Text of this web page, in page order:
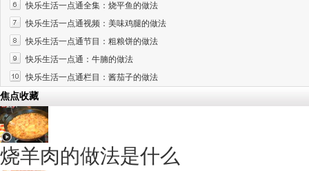
快乐生活一点通全集：烧平鱼的做法
快乐生活一点通视频：美味鸡腿的做法
快乐生活一点通节目：粗粮饼的做法
快乐生活一点通：牛腩的做法
快乐生活一点通栏目：酱茄子的做法
焦点收藏
烧羊肉的做法是什么